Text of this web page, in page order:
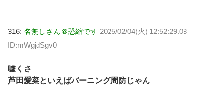
316: 名無しさん＠恐縮です 2025/02/04(火) 12:52:29.03
ID:mWgjdSgv0
嘘くさ
芦田愛菜といえばバーニング周防じゃん